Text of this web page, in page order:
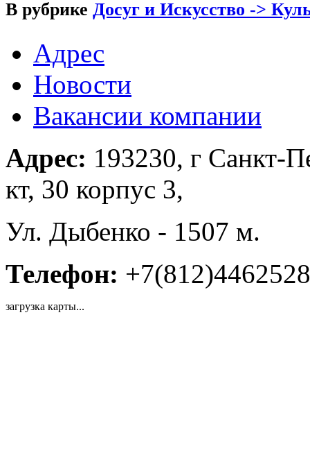
В рубрике Досуг и Искусство ->
Адрес
Новости
Вакансии компании
Адрес: 193230, г Санкт-
кт, 30 корпус 3,
Ул. Дыбенко - 1507 м.
Телефон: +7(812)4462528
загрузка карты...